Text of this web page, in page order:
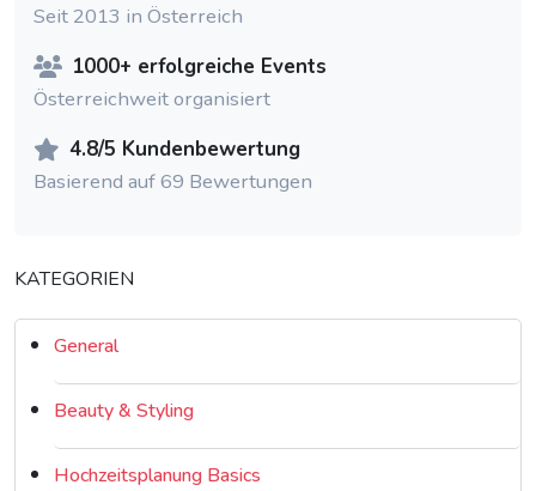
Seit 2013 in Österreich
1000+ erfolgreiche Events
Österreichweit organisiert
4.8/5 Kundenbewertung
Basierend auf 69 Bewertungen
KATEGORIEN
General
Beauty & Styling
Hochzeitsplanung Basics